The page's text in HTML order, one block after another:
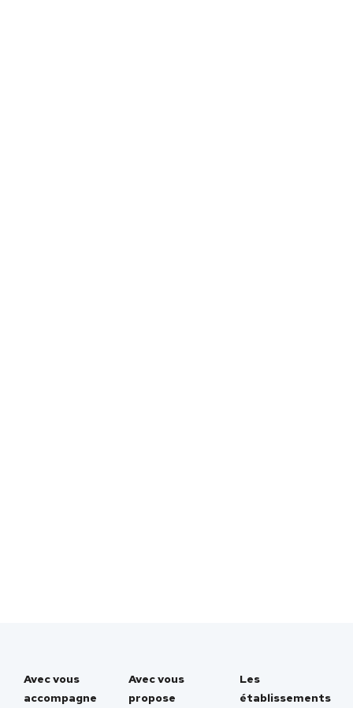
Avec vous
accompagne
Avec vous
propose
Les
établissements